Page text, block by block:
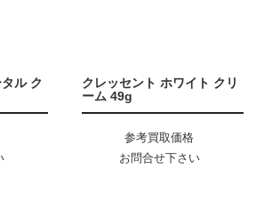
ル ク
クレッセント ホワイト クリ
ーム 49g
参考買取価格
お問合せ下さい